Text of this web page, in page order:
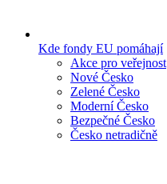
Kde fondy EU pomáhají
Akce pro veřejnost
Nové Česko
Zelené Česko
Moderní Česko
Bezpečné Česko
Česko netradičně